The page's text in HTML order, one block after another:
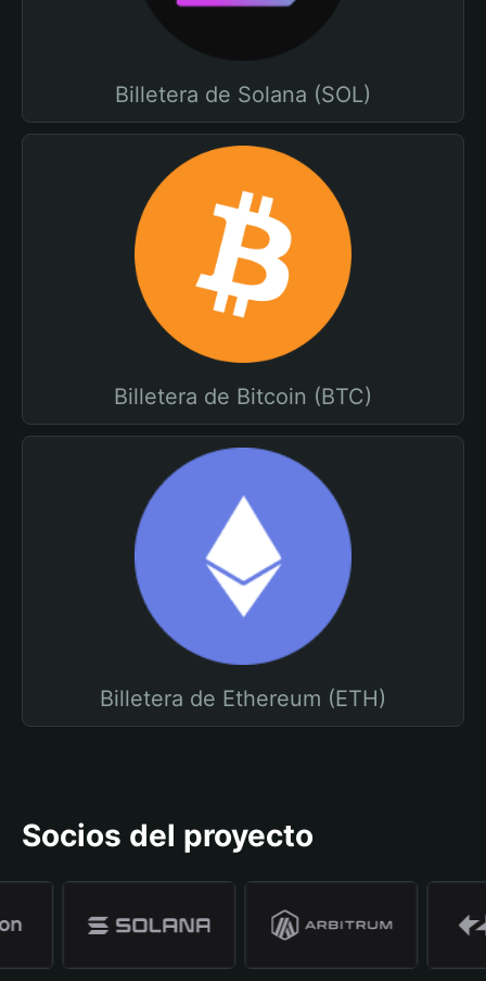
Billetera de Solana (SOL)
Billetera de Bitcoin (BTC)
Billetera de Ethereum (ETH)
Socios del proyecto